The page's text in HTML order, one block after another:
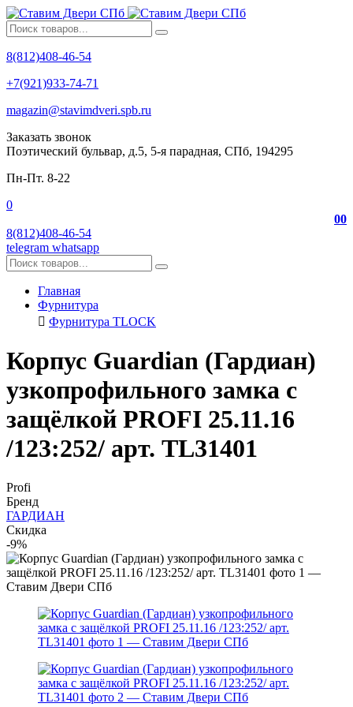
8(812)408-46-54
+7(921)933-74-71
magazin@stavimdveri.spb.ru
Заказать звонок
Поэтический бульвар, д.5, 5-я парадная, СПб, 194295
Пн-Пт. 8-22
0
00
8(812)408-46-54
telegram whatsapp
Главная
Фурнитура
Фурнитура TLOCK
Корпус Guardian (Гардиан)
узкопрофильного замка с
защёлкой PROFI 25.11.16
/123:252/ арт. TL31401
Profi
Бренд
ГАРДИАН
Скидка
-9%